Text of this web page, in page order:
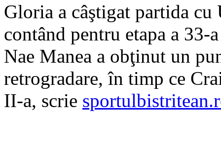
Gloria a câştigat partida
contând pentru etapa a
Nae Manea a obţinut un
retrogradare, în timp ce
II-a, scrie